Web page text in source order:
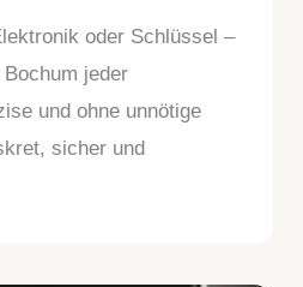
oder Schlüssel –
jeder
und ohne unnötige
sicher und